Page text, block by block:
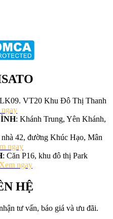
VT20 Khu Đô Thị Thanh
: Khánh Trung, Yên Khánh,
nhà 42, đường Khúc Hạo, Mân
ngay
: Căn P16, khu đô thị Park
Xem ngay
HỆ
tư vấn, báo giá và ưu đãi.